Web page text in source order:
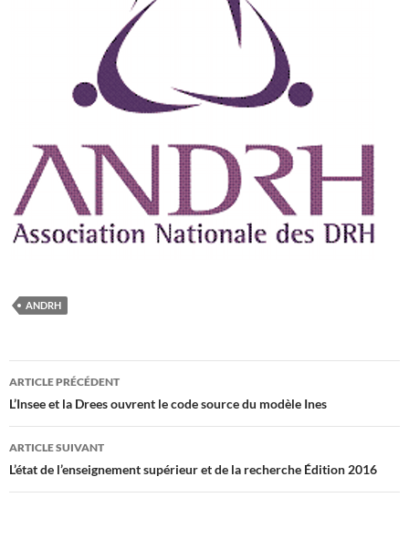
ANDRH
Navigation
des
articles
ARTICLE PRÉCÉDENT
L’Insee et la Drees ouvrent le code source du modèle Ines
ARTICLE SUIVANT
L’état de l’enseignement supérieur et de la recherche Édition 2016